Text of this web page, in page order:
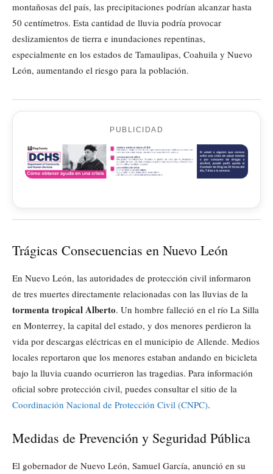
montañosas del país, las precipitaciones podrían alcanzar hasta
50 centímetros. Esta cantidad de lluvia podría provocar
deslizamientos de tierra e inundaciones repentinas,
especialmente en los estados de Tamaulipas, Coahuila y Nuevo
León, aumentando el riesgo para la población.
PUBLICIDAD
Trágicas Consecuencias en Nuevo León
En Nuevo León, las autoridades de protección civil informaron
de tres muertes directamente relacionadas con las lluvias de la
tormenta tropical Alberto. Un hombre falleció en el río La Silla
en Monterrey, la capital del estado, y dos menores perdieron la
vida por descargas eléctricas en el municipio de Allende. Medios
locales reportaron que los menores estaban andando en bicicleta
bajo la lluvia cuando ocurrieron las tragedias. Para información
oficial sobre protección civil, puedes consultar el sitio de la
Coordinación Nacional de Protección Civil (CNPC).
Medidas de Prevención y Seguridad Pública
El gobernador de Nuevo León, Samuel García, anunció en su